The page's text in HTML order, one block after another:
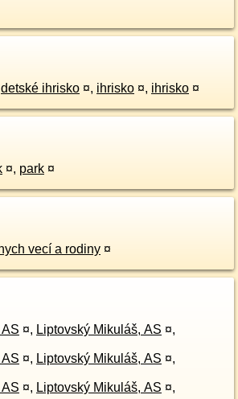
detské ihrisko ¤, ihrisko ¤, ihrisko ¤
¤, park ¤
vecí a rodiny ¤
¤, Liptovský Mikuláš, AS ¤,
¤, Liptovský Mikuláš, AS ¤,
¤, Liptovský Mikuláš, AS ¤,